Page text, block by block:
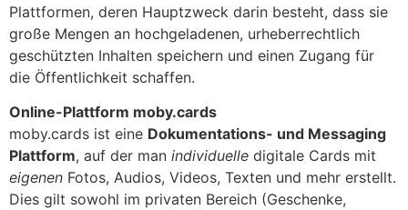
Plattformen, deren Hauptzweck darin besteht, dass sie
große Mengen an hochgeladenen, urheberrechtlich
geschützten Inhalten speichern und einen Zugang für
die Öffentlichkeit schaffen.
Online-Plattform moby.cards
moby.cards ist eine Dokumentations- und Messaging
Plattform, auf der man individuelle digitale Cards mit
eigenen Fotos, Audios, Videos, Texten und mehr erstellt.
Dies gilt sowohl im privaten Bereich (Geschenke,